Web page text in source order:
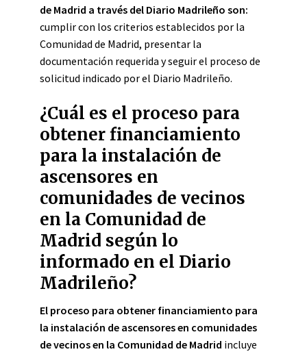
de Madrid a través del Diario Madrileño son:
cumplir con los criterios establecidos por la
Comunidad de Madrid, presentar la
documentación requerida y seguir el proceso de
solicitud indicado por el Diario Madrileño.
¿Cuál es el proceso para
obtener financiamiento
para la instalación de
ascensores en
comunidades de vecinos
en la Comunidad de
Madrid según lo
informado en el Diario
Madrileño?
El proceso para obtener financiamiento para
la instalación de ascensores en comunidades
de vecinos en la Comunidad de Madrid incluye